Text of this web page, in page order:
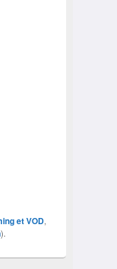
et VOD,
).